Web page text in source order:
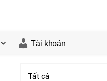
Tài khoản
Tất cả